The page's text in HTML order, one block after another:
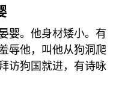
婴。他身材矮小。有
辱他，叫他从狗洞爬
访狗国就进，有诗咏